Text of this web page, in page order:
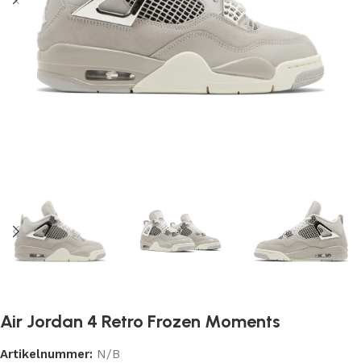
Air Jordan 4 Retro Frozen Moments
Artikelnummer: N/B